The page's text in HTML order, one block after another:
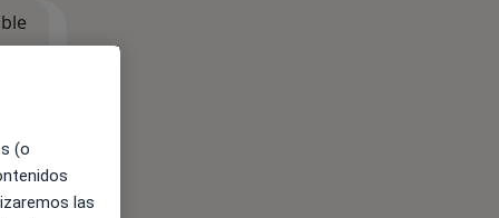
(o
las